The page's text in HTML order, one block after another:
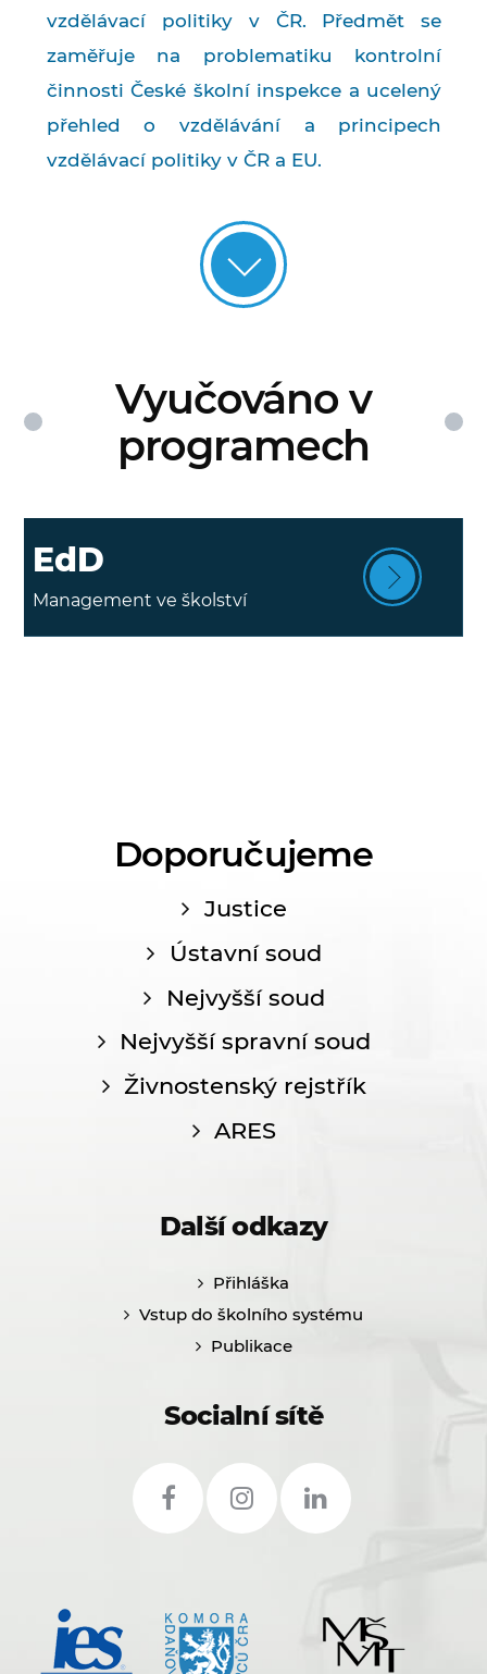
vzdělávací politiky v ČR. Předmět se
zaměřuje na problematiku kontrolní
činnosti České školní inspekce a ucelený
přehled o vzdělávání a principech
vzdělávací politiky v ČR a EU.
Vyučováno v
programech
EdD
Management ve školství
Doporučujeme
Justice
Ústavní soud
Nejvyšší soud
Nejvyšší spravní soud
Živnostenský rejstřík
ARES
Další odkazy
Přihláška
Vstup do školního systému
Publikace
Socialní sítě